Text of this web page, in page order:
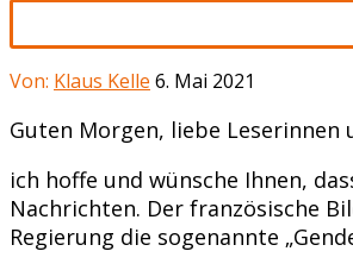
Von: Klaus Kelle 6. Mai 2021
Guten Morgen, liebe Leserinnen
ich hoffe und wünsche Ihnen,
Nachrichten. Der französische
Regierung die sogenannte